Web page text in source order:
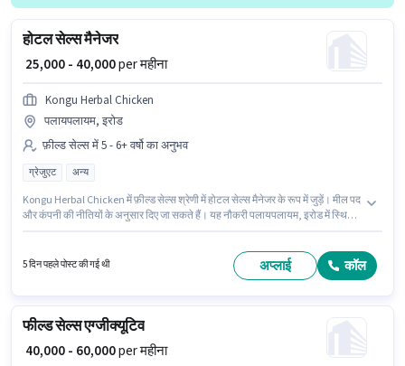
होटल सेल्स मैनेजर
₹ 25,000 - 40,000per महीना
Kongu Herbal Chicken
पलायपलायम, इरोड
फ़ील्ड सेल्स में 5 - 6+ वर्षो का अनुभव
ग्रेजुएट अन्य
Kongu Herbal Chicken में फ़ील्ड सेल्स श्रेणी में होटल सेल्स मैनेजर के रूप में जुड़ें। मील पद
और कंपनी की नीतियों के अनुसार दिए जा सकते हैं। यह नौकरी पलायपलायम, इरोड में स्थित
माह ₹40000 तक कमा सकते हैं।
5 दिन पहले पोस्ट की गई थी अप्लाई कॉल
फील्ड सेल्स एग्जीक्यूटिव
₹ 40,000 - 60,000per महीना